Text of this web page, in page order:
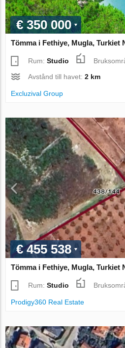
€ 350 000
Tömma i Fethiye, Mugla, Turkiet
Rum:Studio
Avstånd till havet:2 km
Excluzival Group
€ 455 538
Tömma i Fethiye, Mugla, Turkiet
Rum:Studio
Prodigy360 Real Estate